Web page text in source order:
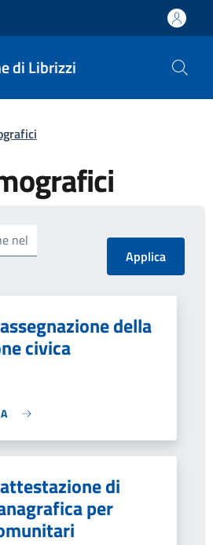
di Librizzi
nel
della
civica
di
per